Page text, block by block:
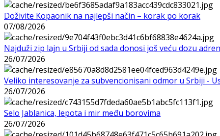
Doživite Kopaonik na najlepši način – korak po korak
07/08/2026
Najduži zip lajn u Srbiji od sada donosi još veću dozu
26/07/2026
Veliko interesovanje za subvencionisani odmor u Srbiji -
26/07/2026
Selo Jablanica, lepota i mir među borovima
26/07/2026